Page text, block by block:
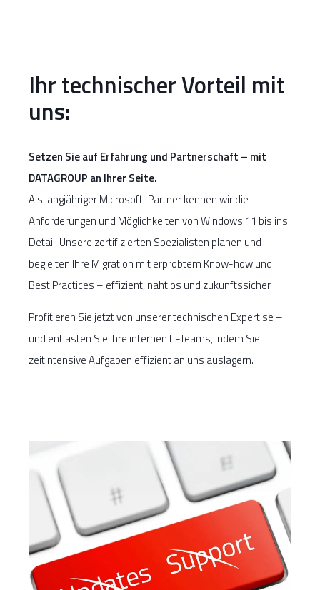
Ihr technischer Vorteil mit
uns:
Setzen Sie auf Erfahrung und Partnerschaft – mit
DATAGROUP an Ihrer Seite.
Als langjähriger Microsoft-Partner kennen wir die
Anforderungen und Möglichkeiten von Windows 11 bis ins
Detail. Unsere zertifizierten Spezialisten planen und
begleiten Ihre Migration mit erprobtem Know-how und
Best Practices – effizient, nahtlos und zukunftssicher.
Profitieren Sie jetzt von unserer technischen Expertise –
und entlasten Sie Ihre internen IT-Teams, indem Sie
zeitintensive Aufgaben effizient an uns auslagern.